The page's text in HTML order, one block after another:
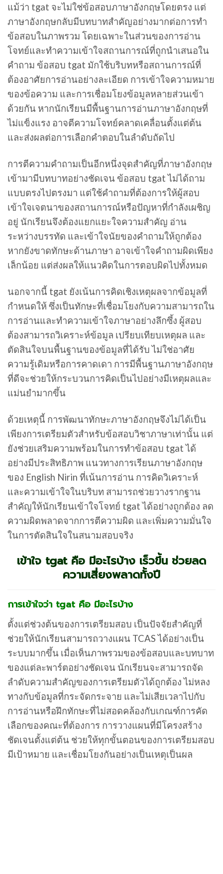
แม้ว่า tgat จะไม่ใช่ข้อสอบภาษาอังกฤษโดยตรง แต่
ภาษาอังกฤษกลับมีบทบาทสำคัญอย่างมากต่อการทำ
ข้อสอบในภาพรวม โดยเฉพาะในส่วนของการอ่าน
โจทย์และทำความเข้าใจสถานการณ์ที่ถูกนำเสนอใน
คำถาม ข้อสอบ tgat มักใช้บริบทหรือสถานการณ์ที่
ต้องอาศัยการอ่านอย่างละเอียด การเข้าใจความหมาย
ของข้อความ และการเชื่อมโยงข้อมูลหลายส่วนเข้า
ด้วยกัน หากนักเรียนมีพื้นฐานการอ่านภาษาอังกฤษที่
ไม่แข็งแรง อาจตีความโจทย์คลาดเคลื่อนตั้งแต่ต้น
และส่งผลต่อการเลือกคำตอบในลำดับถัดไป
การตีความคำถามเป็นอีกหนึ่งจุดสำคัญที่ภาษาอังกฤษ
เข้ามามีบทบาทอย่างชัดเจน ข้อสอบ tgat ไม่ได้ถาม
แบบตรงไปตรงมา แต่ใช้คำถามที่ต้องการให้ผู้สอบ
เข้าใจเจตนาของสถานการณ์หรือปัญหาที่กำลังเผชิญ
อยู่ นักเรียนจึงต้องแยกแยะใจความสำคัญ อ่าน
ระหว่างบรรทัด และเข้าใจนัยของคำถามให้ถูกต้อง
หากยังขาดทักษะด้านภาษา อาจเข้าใจคำถามผิดเพียง
เล็กน้อย แต่ส่งผลให้แนวคิดในการตอบผิดไปทั้งหมด
นอกจากนี้ tgat ยังเน้นการคิดเชิงเหตุผลจากข้อมูลที่
กำหนดให้ ซึ่งเป็นทักษะที่เชื่อมโยงกับความสามารถใน
การอ่านและทำความเข้าใจภาษาอย่างลึกซึ้ง ผู้สอบ
ต้องสามารถวิเคราะห์ข้อมูล เปรียบเทียบเหตุผล และ
ตัดสินใจบนพื้นฐานของข้อมูลที่ได้รับ ไม่ใช่อาศัย
ความรู้เดิมหรือการคาดเดา การมีพื้นฐานภาษาอังกฤษ
ที่ดีจะช่วยให้กระบวนการคิดเป็นไปอย่างมีเหตุผลและ
แม่นยำมากขึ้น
ด้วยเหตุนี้ การพัฒนาทักษะภาษาอังกฤษจึงไม่ได้เป็น
เพียงการเตรียมตัวสำหรับข้อสอบวิชาภาษาเท่านั้น แต่
ยังช่วยเสริมความพร้อมในการทำข้อสอบ tgat ได้
อย่างมีประสิทธิภาพ แนวทางการเรียนภาษาอังกฤษ
ของ English Nirin ที่เน้นการอ่าน การคิดวิเคราะห์
และความเข้าใจในบริบท สามารถช่วยวางรากฐาน
สำคัญให้นักเรียนเข้าใจโจทย์ tgat ได้อย่างถูกต้อง ลด
ความผิดพลาดจากการตีความผิด และเพิ่มความมั่นใจ
ในการตัดสินใจในสนามสอบจริง
เข้าใจ tgat คือ มีอะไรบ้าง เร็วขึ้น ช่วยลด
ความเสี่ยงพลาดทั้งปี
การเข้าใจว่า tgat คือ มีอะไรบ้าง
ตั้งแต่ช่วงต้นของการเตรียมสอบ เป็นปัจจัยสำคัญที่
ช่วยให้นักเรียนสามารถวางแผน TCAS ได้อย่างเป็น
ระบบมากขึ้น เมื่อเห็นภาพรวมของข้อสอบและบทบาท
ของแต่ละพาร์ตอย่างชัดเจน นักเรียนจะสามารถจัด
ลำดับความสำคัญของการเตรียมตัวได้ถูกต้อง ไม่หลง
ทางกับข้อมูลที่กระจัดกระจาย และไม่เสียเวลาไปกับ
การอ่านหรือฝึกทักษะที่ไม่สอดคล้องกับเกณฑ์การคัด
เลือกของคณะที่ต้องการ การวางแผนที่มีโครงสร้าง
ชัดเจนตั้งแต่ต้น ช่วยให้ทุกขั้นตอนของการเตรียมสอบ
มีเป้าหมาย และเชื่อมโยงกันอย่างเป็นเหตุเป็นผล